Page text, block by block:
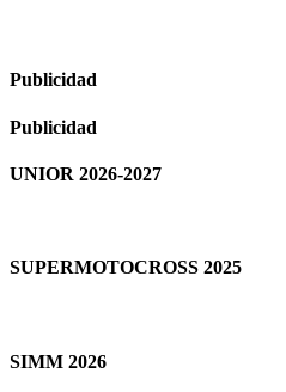
Publicidad
Publicidad
UNIOR 2026-2027
SUPERMOTOCROSS 2025
SIMM 2026